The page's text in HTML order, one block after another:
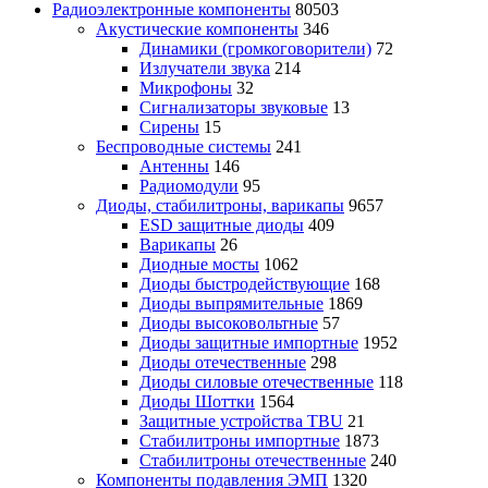
Радиоэлектронные компоненты 80503
Акустические компоненты 346
Динамики (громкоговорители) 72
Излучатели звука 214
Микрофоны 32
Сигнализаторы звуковые 13
Сирены 15
Беспроводные системы 241
Антенны 146
Радиомодули 95
Диоды, стабилитроны, варикапы 9657
ESD защитные диоды 409
Варикапы 26
Диодные мосты 1062
Диоды быстродействующие 168
Диоды выпрямительные 1869
Диоды высоковольтные 57
Диоды защитные импортные 1952
Диоды отечественные 298
Диоды силовые отечественные 118
Диоды Шоттки 1564
Защитные устройства TBU 21
Стабилитроны импортные 1873
Стабилитроны отечественные 240
Компоненты подавления ЭМП 1320